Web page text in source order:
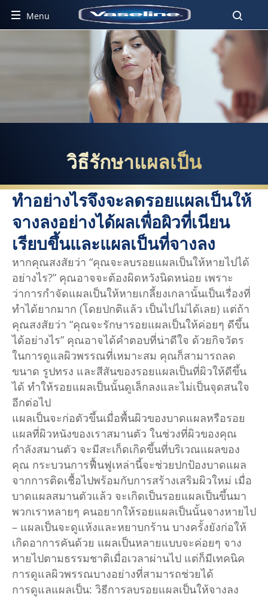
Menu
ธีรักษาแผลเป็น
วิธีรักษาแผลเป็น
ทำอย่างไรจึงจะลดรอยแผลเป็นให้
จางลงอย่างได้ผลเพื่อผิวที่เนียน
เรียบขึ้นและแผลเป็นที่จางลง
หากคุณสงสัยว่า “คุณจะลบรอยแผลเป็นให้หายไปได้
อย่างไร?” คุณอาจจะต้องผิดหวังนิดหน่อย เพราะ
ว่าการกำจัดแผลเป็นให้หายเกลี้ยงเกลานั้นเป็นเรื่องที่
ทำได้ยากมาก (โดยปกติแล้ว เป็นไปไม่ได้เลย) แต่ถ้า
คุณสงสัยว่า “คุณจะรักษารอยแผลเป็นให้ค่อยๆ ดีขึ้น
ได้อย่างไร” คุณอาจได้คำตอบที่น่าดีใจ ด้วยกิจวัตร
ในการดูแลผิวพรรณที่เหมาะสม คุณก็สามารถลด
ขนาด รูปทรง และสีสันของรอยแผลเป็นที่ผิวให้ดีขึ้น
ได้ ทำให้รอยแผลเป็นนั้นดูเล็กลงและไม่เป็นจุดสนใจ
อีกต่อไป
แผลเป็นจะก่อตัวขึ้นเมื่อพื้นผิวของบาดแผลหรือรอย
แผลที่ผิวหนังของเราสมานตัว ในช่วงที่ผิวของคุณ
กำลังสมานตัว จะมีสะเก็ดเกิดขึ้นที่บริเวณแผลของ
คุณ กระบวนการฟื้นฟูเหล่านี้จะช่วยปกป้องบาดแผล
จากการติดเชื้อไปพร้อมกับการสร้างเสริมผิวใหม่ เมื่อ
บาดแผลสมานตัวแล้ว จะเกิดเป็นรอยแผลเป็นขึ้นมา
พวกเราหลายๆ คนอยากให้รอยแผลเป็นนั้นจางหายไป
– แผลเป็นจะดูแห้งและหยาบกร้าน บางครั้งยังก่อให้
เกิดอาการคันด้วย แผลเป็นหลายแบบจะค่อยๆ จาง
หายไปตามธรรมชาติเมื่อเวลาผ่านไป แต่ก็มีเทคนิค
การดูแลผิวพรรณบางอย่างที่สามารถช่วยได้
การดูแลแผลเป็น: วิธีการลบรอยแผลเป็นให้จางลง